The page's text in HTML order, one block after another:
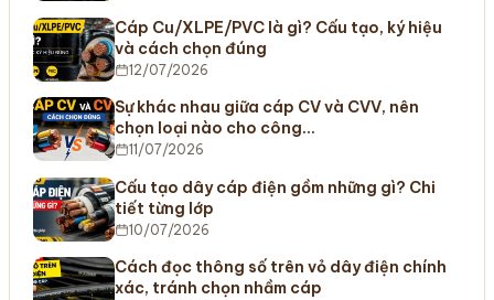
Cáp Cu/XLPE/PVC là gì? Cấu tạo, ký hiệu
và cách chọn đúng
12/07/2026
Sự khác nhau giữa cáp CV và CVV, nên
chọn loại nào cho công…
11/07/2026
Cấu tạo dây cáp điện gồm những gì? Chi
tiết từng lớp
10/07/2026
Cách đọc thông số trên vỏ dây điện chính
xác, tránh chọn nhầm cáp